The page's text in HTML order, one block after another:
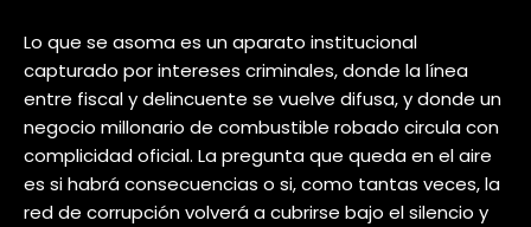
Lo que se asoma es un aparato institucional
capturado por intereses criminales, donde la línea
entre fiscal y delincuente se vuelve difusa, y donde un
negocio millonario de combustible robado circula con
complicidad oficial. La pregunta que queda en el aire
es si habrá consecuencias o si, como tantas veces, la
red de corrupción volverá a cubrirse bajo el silencio y